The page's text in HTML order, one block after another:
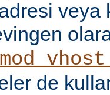
veya
de